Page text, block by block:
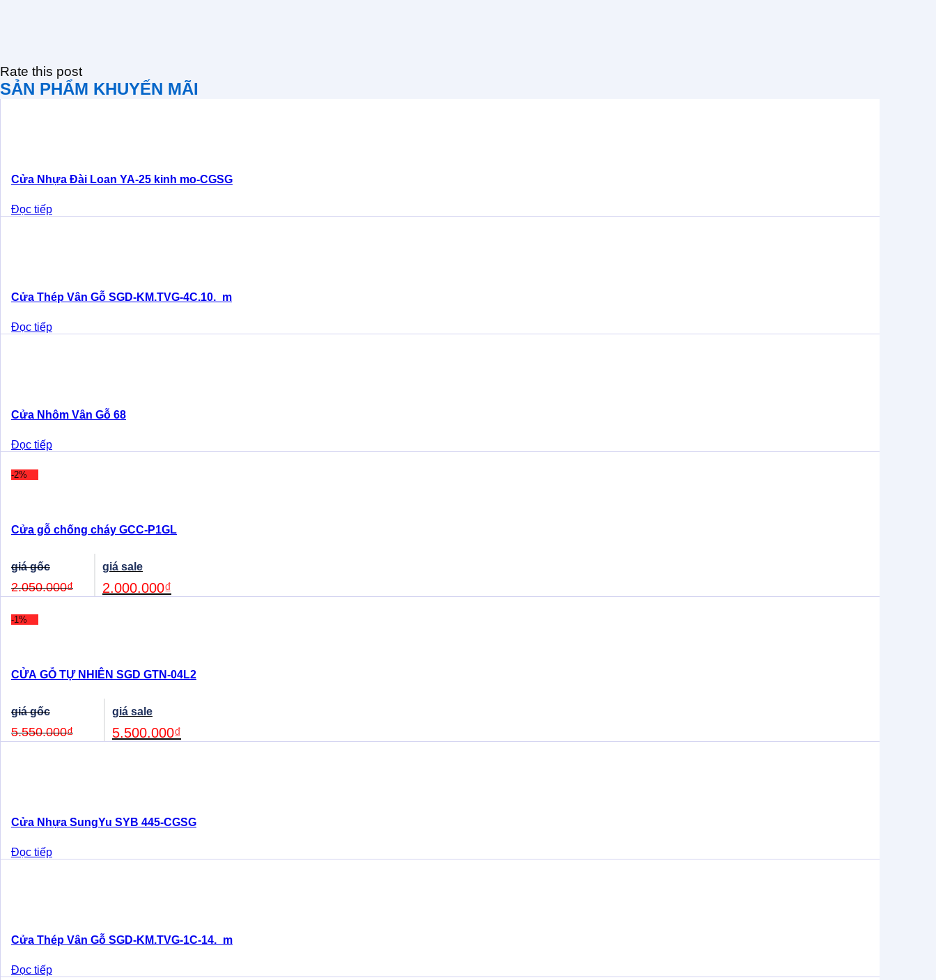
Rate this post
SẢN PHẨM KHUYẾN MÃI
Cửa Nhựa Đài Loan YA-25 kinh mo-CGSG
Đọc tiếp
Cửa Thép Vân Gỗ SGD-KM.TVG-4C.10._m
Đọc tiếp
Cửa Nhôm Vân Gỗ 68
Đọc tiếp
-2%
Cửa gỗ chống cháy GCC-P1GL
2.050.000₫
2.050.000₫.
2.000.000₫
2.000.000₫.
-1%
CỬA GỖ TỰ NHIÊN SGD GTN-04L2
5.550.000₫
5.550.000₫.
5.500.000₫
5.500.000₫.
Cửa Nhựa SungYu SYB 445-CGSG
Đọc tiếp
Cửa Thép Vân Gỗ SGD-KM.TVG-1C-14._m
Đọc tiếp